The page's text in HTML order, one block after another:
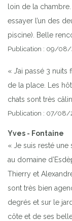
loin de la
essayer l’un des
piscine). Belle
Publication : 09/08/
« J’ai passé 3
de la place. Les
chats sont très
Publication : 07/08/
Yves - Fontaine
« Je suis resté une
au domaine
Thierry et
sont très bien
degrés et sur le
côte et de ses